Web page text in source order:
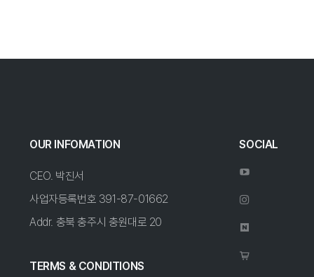
OUR INFOMATION
CEO. 박진서
사업자등록번호 391-87-01662
Addr. 충북 충주시 충원대로 20
TERMS & CONDITIONS
SOCIAL